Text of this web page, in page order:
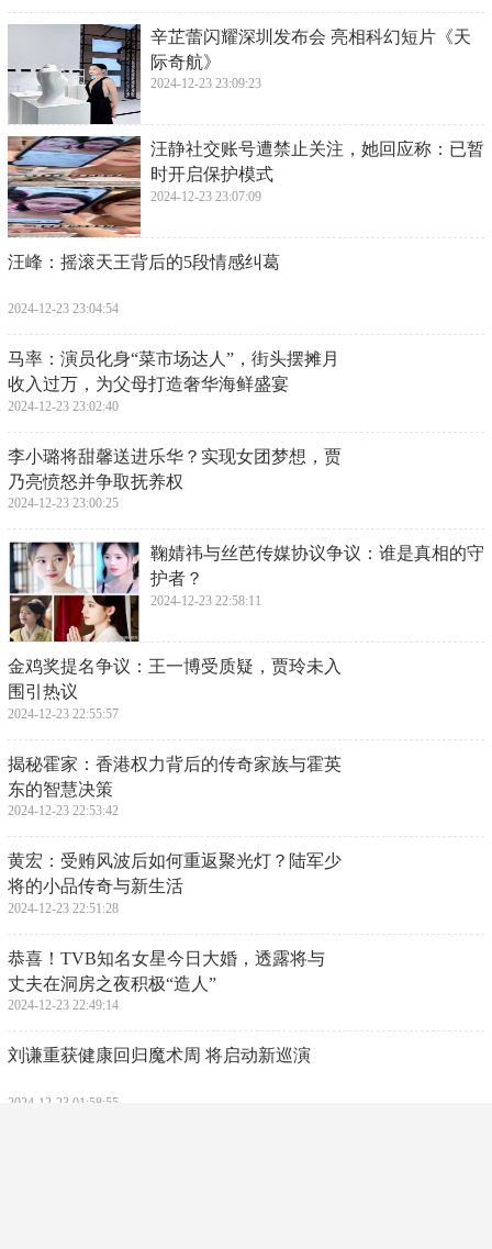
​辛芷蕾闪耀深圳发布会 亮相科幻短片《天
际奇航》
2024-12-23 23:09:23
​汪静社交账号遭禁止关注，她回应称：已暂
时开启保护模式
2024-12-23 23:07:09
​汪峰：摇滚天王背后的5段情感纠葛
2024-12-23 23:04:54
​马率：演员化身“菜市场达人”，街头摆摊月
收入过万，为父母打造奢华海鲜盛宴
2024-12-23 23:02:40
​李小璐将甜馨送进乐华？实现女团梦想，贾
乃亮愤怒并争取抚养权
2024-12-23 23:00:25
​鞠婧祎与丝芭传媒协议争议：谁是真相的守
护者？
2024-12-23 22:58:11
​金鸡奖提名争议：王一博受质疑，贾玲未入
围引热议
2024-12-23 22:55:57
​揭秘霍家：香港权力背后的传奇家族与霍英
东的智慧决策
2024-12-23 22:53:42
​黄宏：受贿风波后如何重返聚光灯？陆军少
将的小品传奇与新生活
2024-12-23 22:51:28
​恭喜！TVB知名女星今日大婚，透露将与
丈夫在洞房之夜积极“造人”
2024-12-23 22:49:14
​刘谦重获健康回归魔术周 将启动新巡演
2024-12-23 01:58:55